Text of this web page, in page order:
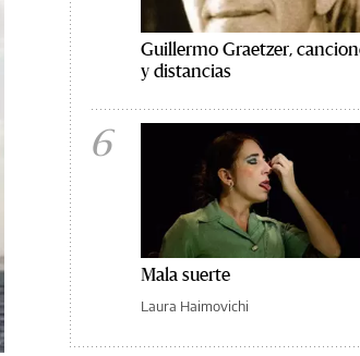
Guillermo Graetzer,
y distancias
6
Mala suerte
Laura Haimovichi